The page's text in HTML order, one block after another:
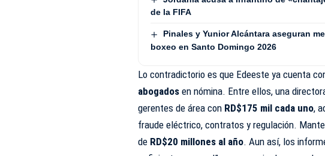
de la FIFA
Pinales y Yunior Alcántara aseguran
boxeo en Santo Domingo 2026
Lo contradictorio es que Edeeste ya cuenta
abogados en nómina. Entre ellos, una
gerentes de área con RD$175 mil cada uno,
fraude eléctrico, contratos y regulación.
de RD$20 millones al año. Aun así, los